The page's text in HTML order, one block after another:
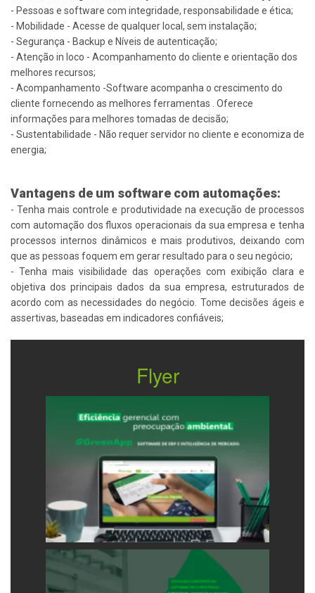
- Pessoas e software com integridade, responsabilidade e ética;
- Mobilidade - Acesse de qualquer local, sem instalação;
- Segurança - Backup e Níveis de autenticação;
- Atenção in loco - Acompanhamento do cliente e orientação dos
melhores recursos;
- Acompanhamento -Software acompanha o crescimento do
cliente fornecendo as melhores ferramentas . Oferece
informações para melhores tomadas de decisão;
- Sustentabilidade - Não requer servidor no cliente e economiza de
energia;
Vantagens de um software com automações:
- Tenha mais controle e produtividade na execução de processos
com automação dos fluxos operacionais da sua empresa e tenha
processos internos dinâmicos e mais produtivos, deixando com
que as pessoas foquem em gerar resultado para o seu negócio;
- Tenha mais visibilidade das operações com exibição clara e
objetiva dos principais dados da sua empresa, estruturados de
acordo com as necessidades do negócio. Tome decisões ágeis e
assertivas, baseadas em indicadores confiáveis;
Flyer